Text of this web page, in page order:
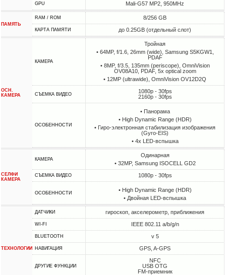
GPU Mali-G57 MP2, 950MHz
ПАМЯТЬ
RAM / ROM 8/256 GB
КАРТА ПАМЯТИ до 0.25GB (отдельный слот)
ОСН.
КАМЕРА
КАМЕРА
Тройная
• 64MP, f/1.6, 26mm (wide), Samsung S5KGW1,
PDAF
• 8MP, f/3.5, 135mm (periscope), OmniVision
OV08A10, PDAF, 5x optical zoom
• 12MP (ultrawide), OmniVision OV12D2Q
СЪЕМКА ВИДЕО
1080p - 30fps
2160p - 30fps
ОСОБЕННОСТИ
• Панорама
• High Dynamic Range (HDR)
• Гиро-электронная стабилизация изображения
(Gyro-EIS)
• 4х LED-вспышка
СЕЛФИ
КАМЕРА
КАМЕРА
Одинарная
• 32MP, Samsung ISOCELL GD2
СЪЕМКА ВИДЕО 1080p - 30fps
ОСОБЕННОСТИ
• High Dynamic Range (HDR)
• Двойная LED-вспышка
ТЕХНОЛОГИИ
ДАТЧИКИ гироскоп, акселерометр, приближения
WI-FI IEEE 802.11 a/b/g/n
BLUETOOTH v 5
НАВИГАЦИЯ GPS, A-GPS
ДРУГИЕ ФУНКЦИИ
NFC
USB OTG
FM-приемник